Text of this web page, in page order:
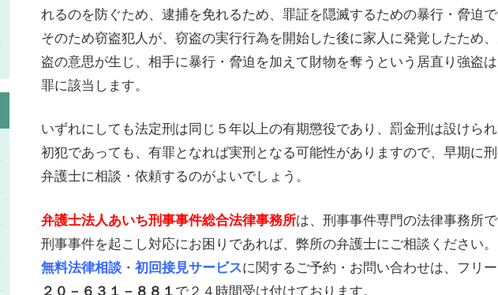
れるのを防ぐため、逮捕を免れるため、罪証を隠滅するための暴行・脅迫で
そのため窃盗犯人が、窃盗の実行行為を開始した後に家人に発覚したため
盗の意思が生じ、相手に暴行・脅迫を加えて財物を奪うという居直り強盗
罪に該当します。
いずれにしても法定刑は同じ５年以上の有期懲役であり、罰金刑は設けられ
初犯であっても、有罪となれば実刑となる可能性がありますので、早期に
弁護士に相談・依頼するのがよいでしょう。
弁護士法人あいち刑事事件総合法律事務所は、刑事事件専門の法律事務所で
刑事事件を起こし対応にお困りであれば、弊所の弁護士にご相談ください。
無料法律相談 ・ 初回接見サービスに関するご予約・お問い合わせは、フリ
２０－６３１－８８１で２４時間受け付けております。